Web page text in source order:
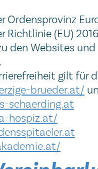
Ordensprovinz
Richtlinie (EU)
den Websites
gilt für
brueder.at/
schaerding.at
hospiz.at/